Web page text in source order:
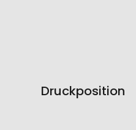
Druckposition